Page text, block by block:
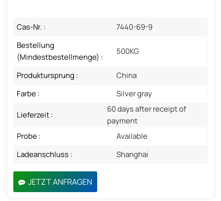
Cas-Nr. :
7440-69-9
Bestellung
(Mindestbestellmenge) :
500KG
Produktursprung :
China
Farbe :
Silver gray
Lieferzeit :
60 days after receipt of
payment
Probe :
Available
Ladeanschluss :
Shanghai
JETZT ANFRAGEN